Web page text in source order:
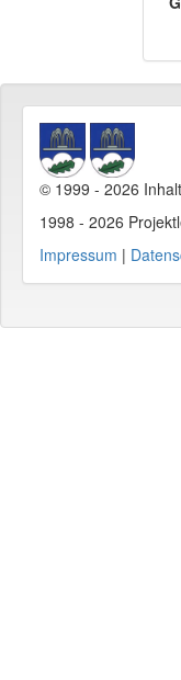
© 1999 - 2026
1998 - 2026
Impressum |